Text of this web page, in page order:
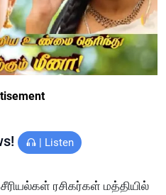
| Listen
சீரியல்கள் ரசிகர்கள் மத்தியில்